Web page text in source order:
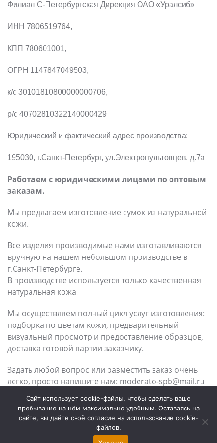
Филиал С-Петербургская Дирекция ОАО «Уралсиб»
ИНН 7806519764,
КПП 780601001,
ОГРН 1147847049503,
к/с 30101810800000000706,
р/с 40702810322140000429
Юридический и фактический адрес производства:
195030, г.Санкт-Петербург, ул.Электропультовцев, д.7а
Работаем с юридическими лицами по оптовым
заказам.
Мы предлагаем изготовление сумок из натуральной
кожи.
Все изделия производимые нами изготавливаются
вручную на нашем небольшом производстве в
г.Санкт-Петербурге.
В производстве используется только качественная
натуральная кожа.
Мы осуществляем полный цикл услуг изготовления:
подборка по цветам кожи, предварительный
визуальный просмотр и предоставление образцов,
доставка готовой партии заказчику.
Задать любой вопрос или разместить заказ очень
легко, просто напишите нам: moderato-spb@mail.ru
Контакты
Сайт использует cookie-файлы, чтобы сделать ваше
пребывание на нём максимально удобным. Оставаясь на
сайте, вы даёте своё согласие на использование cookie-
файлов.